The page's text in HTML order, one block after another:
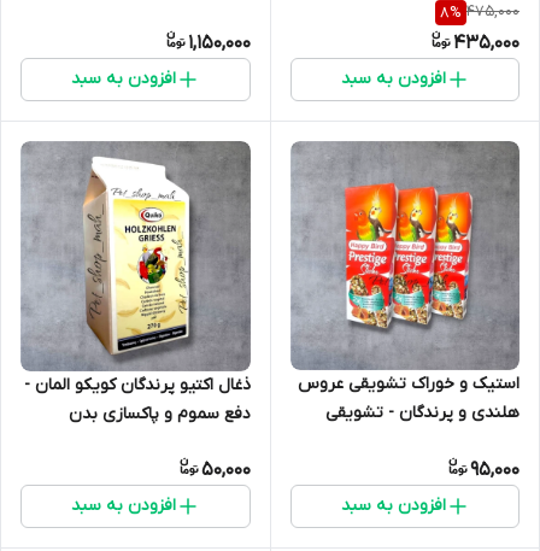
مخصوص پرندگان حشره‌خوار
475,000
8%
435,000
افزودن به سبد
1,150,000
افزودن به سبد
استیک و خوراک تشویقی عروس
هلندی و پرندگان - تشویقی
95,000
افزودن به سبد
ذغال اکتیو پرندگان کویکو المان -
دفع سموم و پاکسازی بدن
50,000
افزودن به سبد